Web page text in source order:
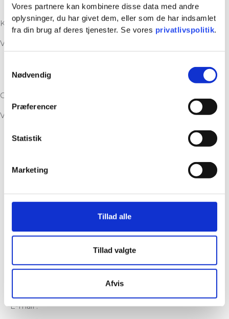
Vores partnere kan kombinere disse data med andre
oplysninger, du har givet dem, eller som de har indsamlet
fra din brug af deres tjenester. Se vores privatlivspolitik.
Nødvendig
Præferencer
Statistik
Marketing
Tillad alle
Tillad valgte
Afvis
Tekniq.dk
KS godkendt
Vores Kvalitets Ledelses System er godkendt.
Grøn Smiley
Vi er screenet af Arbejdstilsynet.
Kan vi hjælpe dig?
...
Ring til os eller skriv et par ord og lad os tage en
uforpligtende snak.
Telefon :
E-mail :